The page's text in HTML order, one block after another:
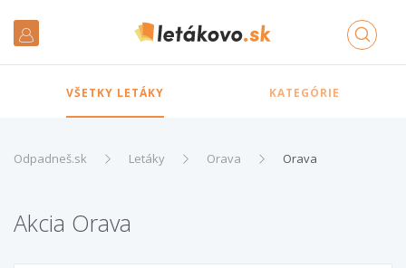
VŠETKY LETÁKY KATEGÓRIE
Odpadneš.sk Letáky Orava Orava
Akcia Orava